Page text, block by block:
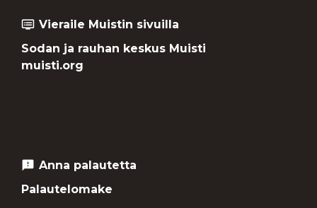
dvr Vieraile Muistin sivuilla
Sodan ja rauhan keskus Muisti
muisti.org
feedback Anna palautetta
Palautelomake